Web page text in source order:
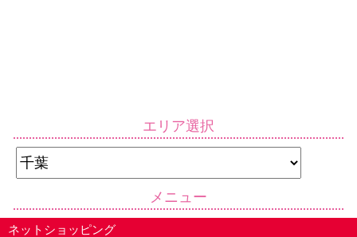
エリア選択
メニュー
ネットショッピング